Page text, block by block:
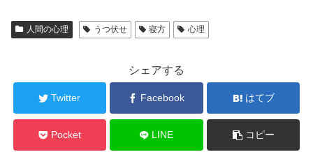
人間の心理 うつ伏せ 寝方 心理
シェアする
Twitter Facebook はてブ
Pocket LINE コピー